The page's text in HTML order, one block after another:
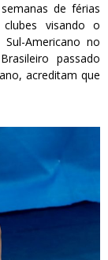
de férias
visando o
Americano no
passado
acreditam que